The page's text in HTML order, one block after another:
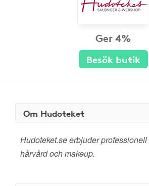
Ger 4%
Besök butik
Om Hudoteket
Hudoteket.se erbjuder
hårvård och makeup.